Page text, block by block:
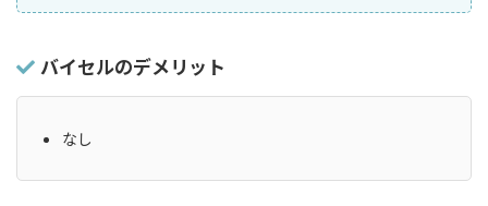
バイセルのデメリット
なし